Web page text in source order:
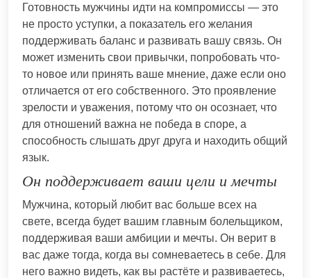
Готовность мужчины идти на компромиссы — это
не просто уступки, а показатель его желания
поддерживать баланс и развивать вашу связь. Он
может изменить свои привычки, попробовать что-
то новое или принять ваше мнение, даже если оно
отличается от его собственного. Это проявление
зрелости и уважения, потому что он осознает, что
для отношений важна не победа в споре, а
способность слышать друг друга и находить общий
язык.
Он поддерживает ваши цели и мечты
Мужчина, который любит вас больше всех на
свете, всегда будет вашим главным болельщиком,
поддерживая ваши амбиции и мечты. Он верит в
вас даже тогда, когда вы сомневаетесь в себе. Для
него важно видеть, как вы растёте и развиваетесь,